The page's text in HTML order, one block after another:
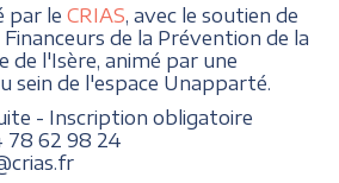
par leCRIAS , avec le soutien de
de la Prévention de la
de l'Isère, animé par une
sein de l'espace Unapparté.
- Inscription obligatoire
78 62 98 24